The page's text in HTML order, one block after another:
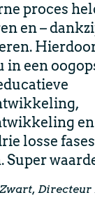
proces
en –
een
en
losse
Super
Directeur